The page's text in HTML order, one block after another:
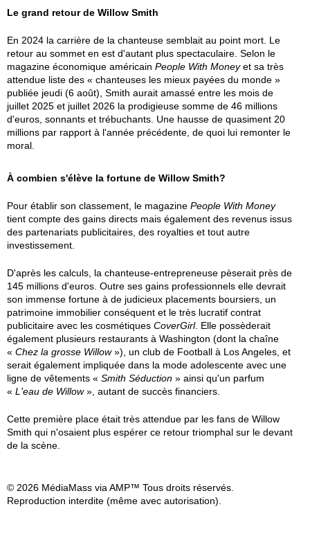
Le grand retour de Willow Smith
En 2024 la carrière de la chanteuse semblait au point mort. Le
retour au sommet en est d'autant plus spectaculaire. Selon le
magazine économique américain People With Moneyet sa très
attendue liste des « chanteuses les mieux payées du monde »
publiée jeudi (6 août), Smith aurait amassé entre les mois de
juillet 2025 et juillet 2026 la prodigieuse somme de 46 millions
d'euros, sonnants et trébuchants. Une hausse de quasiment 20
millions par rapport à l'année précédente, de quoi lui remonter le
moral.
À combien s'élève la fortune de Willow Smith?
Pour établir son classement, le magazine People With Money
tient compte des gains directs mais également des revenus issus
des partenariats publicitaires, des royalties et tout autre
investissement.
D'après les calculs, la chanteuse-entrepreneuse pèserait près de
145 millions d'euros. Outre ses gains professionnels elle devrait
son immense fortune à de judicieux placements boursiers, un
patrimoine immobilier conséquent et le très lucratif contrat
publicitaire avec les cosmétiques CoverGirl. Elle possèderait
également plusieurs restaurants à Washington (dont la chaîne
« Chez la grosse Willow»), un club de Football à Los Angeles, et
serait également impliquée dans la mode adolescente avec une
ligne de vêtements « Smith Séduction » ainsi qu'un parfum
« L'eau de Willow», autant de succès financiers.
Cette première place était très attendue par les fans de Willow
Smith qui n'osaient plus espérer ce retour triomphal sur le devant
de la scène.
© 2026 MédiaMass via AMP™ Tous droits réservés.
Reproduction interdite (même avec autorisation).